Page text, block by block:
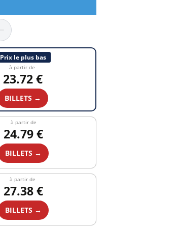
Prix le plus bas
à partir de
23.72 €
BILLETS →
à partir de
24.79 €
BILLETS →
à partir de
27.38 €
BILLETS →